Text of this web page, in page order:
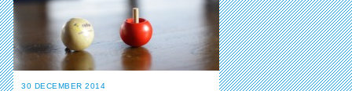
30 DECEMBER 2014